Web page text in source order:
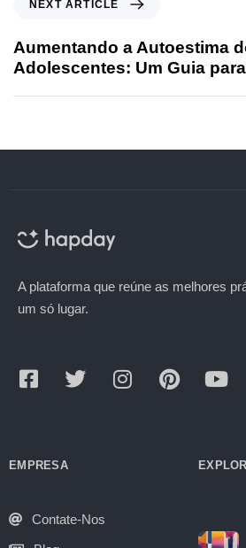
NEXT ARTICLE
Aumentando a Autoestima
Adolescentes: Um Guia
A plataforma que reúne as melhores
um só lugar.
EMPRESA
Contate-Nos